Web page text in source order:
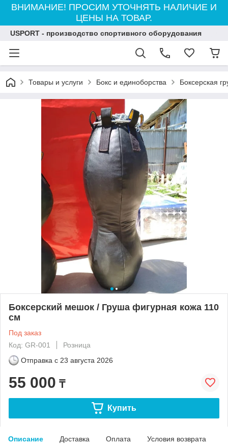
ВНИМАНИЕ! ПРОСИМ УТОЧНЯТЬ НАЛИЧИЕ И
ЦЕНЫ НА ТОВАР.
USPORT - производство спортивного оборудования
Товары и услуги Бокс и единоборства Боксерская
Боксерский мешок / Груша фигурная кожа 110
см
Под заказ
Код: GR-001
Розница
Отправка с 23 августа 2026
55 000 ₸
Купить
Описание Доставка Оплата Условия возврата